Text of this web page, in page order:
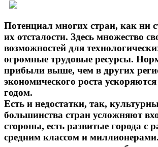
Потенциал многих стран, как ни
их отсталости. Здесь множество
возможностей для
огромные трудовые ресурсы.
прибыли выше, чем в других
экономического роста
годом.
Есть и недостатки, так,
большинства стран усложняют
стороны, есть развитые города с
средним классом и